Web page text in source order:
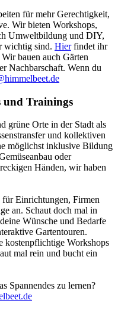
für mehr Gerechtigkeit,
Wir bieten Workshops,
Umweltbildung und DIY,
wichtig sind. Hierfindet ihr
bauen auch Gärten
Nachbarschaft. Wenn du
und Trainings
grüne Orte in der Stadt als
und kollektiven
möglichst inklusive Bildung
oder
Händen, wir haben
Einrichtungen, Firmen
an. Schaut doch mal in
Wünsche und Bedarfe
Gartentouren.
kostenpflichtige Workshops
mal rein und bucht ein
Spannendes zu lernen?